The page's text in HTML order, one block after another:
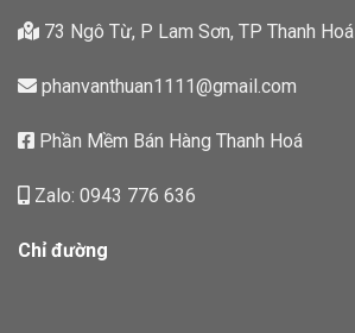
73 Ngô Từ, P Lam Sơn, TP Thanh Hoá
phanvanthuan1111@gmail.com
Phần Mềm Bán Hàng Thanh Hoá
Zalo: 0943 776 636
Chỉ đường